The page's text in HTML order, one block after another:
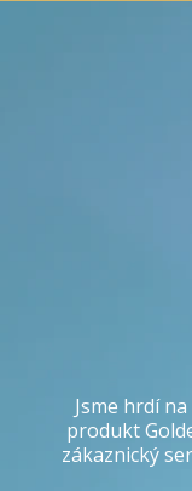
Jsme hrdí
produkt
zákaznický